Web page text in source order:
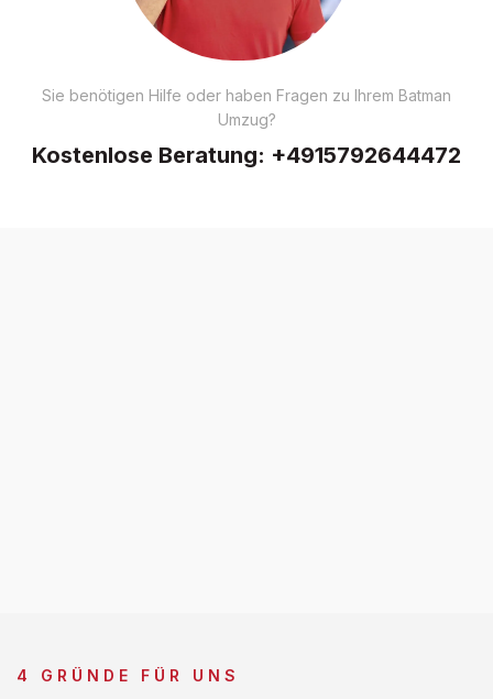
Sie benötigen Hilfe oder haben Fragen zu Ihrem Batman
Umzug?
Kostenlose Beratung: +4915792644472
4 GRÜNDE FÜR UNS